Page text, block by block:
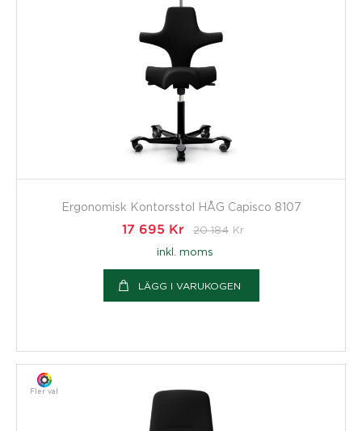
Ergonomisk Kontorsstol HÅG Capisco 8107
17 695 Kr 20 184 Kr
inkl. moms
LÄGG I VARUKOGEN
Fler val